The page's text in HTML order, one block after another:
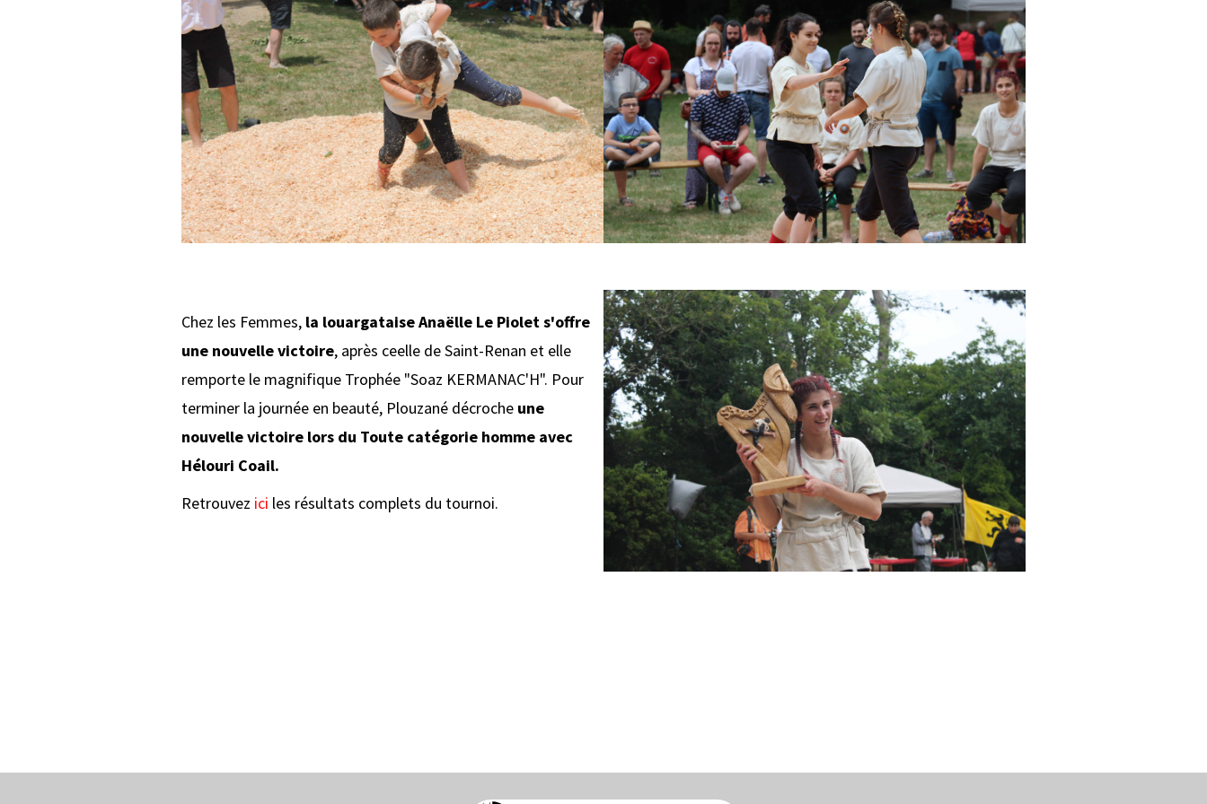
Chez les Femmes, la louargataise Anaëlle Le Piolet s'offre
une nouvelle victoire, après ceelle de Saint-Renan et elle
remporte le magnifique Trophée "Soaz KERMANAC'H". Pour
terminer la journée en beauté, Plouzané décroche une
nouvelle victoire lors du Toute catégorie homme avec
Hélouri Coail.
Retrouvez ici les résultats complets du tournoi.